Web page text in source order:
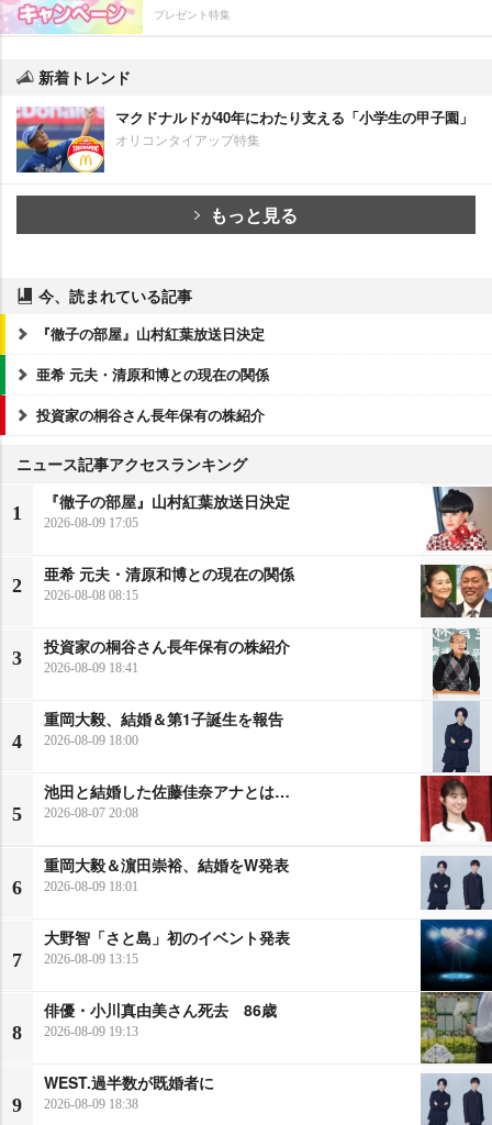
プレゼント特集
新着トレンド
マクドナルドが40年にわたり支える「小学生の甲子園」
オリコンタイアップ特集
もっと見る
今、読まれている記事
『徹子の部屋』山村紅葉放送日決定
亜希 元夫・清原和博との現在の関係
投資家の桐谷さん長年保有の株紹介
ニュース記事アクセスランキング
1
『徹子の部屋』山村紅葉放送日決定
2026-08-09 17:05
2
亜希 元夫・清原和博との現在の関係
2026-08-08 08:15
3
投資家の桐谷さん長年保有の株紹介
2026-08-09 18:41
4
重岡大毅、結婚＆第1子誕生を報告
2026-08-09 18:00
5
池田と結婚した佐藤佳奈アナとは…
2026-08-07 20:08
6
重岡大毅＆濵田崇裕、結婚をW発表
2026-08-09 18:01
7
大野智「さと島」初のイベント発表
2026-08-09 13:15
8
俳優・小川真由美さん死去 86歳
2026-08-09 19:13
9
WEST.過半数が既婚者に
2026-08-09 18:38